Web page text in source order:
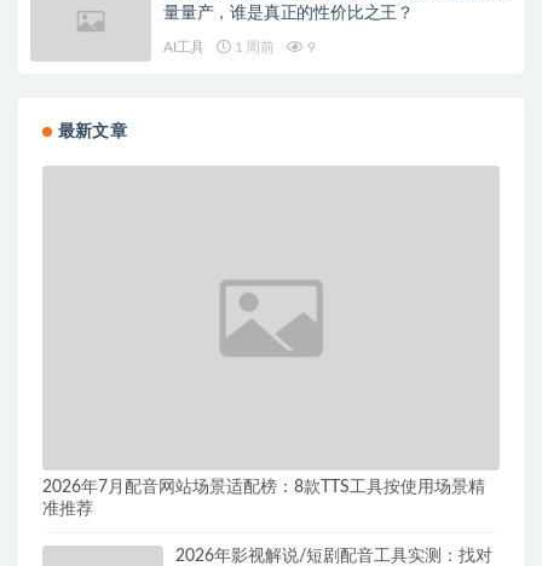
量量产，谁是真正的性价比之王？
AI工具 1 周前 9
最新文章
2026年7月配音网站场景适配榜：8款TTS工具按使用场景精
准推荐
2026年影视解说/短剧配音工具实测：找对